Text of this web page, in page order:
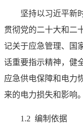
坚持以习近平新
贯彻党的二十大和二
记关于应急管理、国
话重要指示精神，健
应急供电保障和电力
来的电力损失和影响。
1.2 编制依据